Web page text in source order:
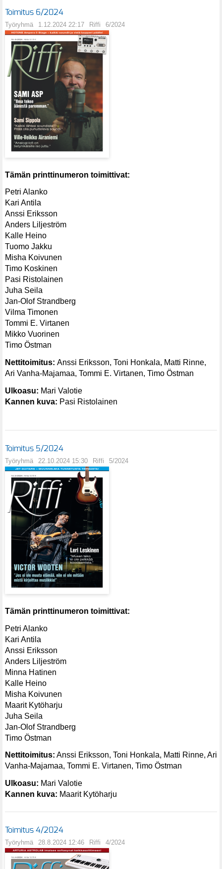
Toimitus 6/2024
Työryhmä 1.12.2024 22:17 Riffi 6/2024
Tämän printtinumeron toimittivat:
Petri Alanko
Kari Antila
Anssi Eriksson
Anders Liljeström
Kalle Heino
Tuomo Jakku
Misha Koivunen
Timo Koskinen
Pasi Ristolainen
Juha Seila
Jan-Olof Strandberg
Vilma Timonen
Tommi E. Virtanen
Mikko Vuorinen
Timo Östman
Nettitoimitus: Anssi Eriksson, Toni Honkala, Matti Rinne,
Ari Vanha-Majamaa, Tommi E. Virtanen, Timo Östman
Ulkoasu: Mari Valotie
Kannen kuva: Pasi Ristolainen
Toimitus 5/2024
Työryhmä 22.10.2024 15:30 Riffi 5/2024
Tämän printtinumeron toimittivat:
Petri Alanko
Kari Antila
Anssi Eriksson
Anders Liljeström
Minna Hatinen
Kalle Heino
Misha Koivunen
Maarit Kytöharju
Juha Seila
Jan-Olof Strandberg
Timo Östman
Nettitoimitus: Anssi Eriksson, Toni Honkala, Matti Rinne, Ari
Vanha-Majamaa, Tommi E. Virtanen, Timo Östman
Ulkoasu: Mari Valotie
Kannen kuva: Maarit Kytöharju
Toimitus 4/2024
Työryhmä 28.8.2024 12:46 Riffi 4/2024